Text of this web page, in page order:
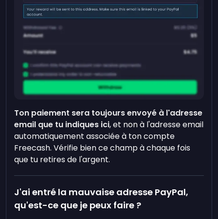
Ton paiement sera toujours envoyé à l'adresse
email que tu indiques ici, et non à l'adresse email
automatiquement associée à ton compte
Freecash. Vérifie bien ce champ à chaque fois
que tu retires de l'argent.
J'ai entré la mauvaise adresse PayPal,
qu'est-ce que je peux faire ?